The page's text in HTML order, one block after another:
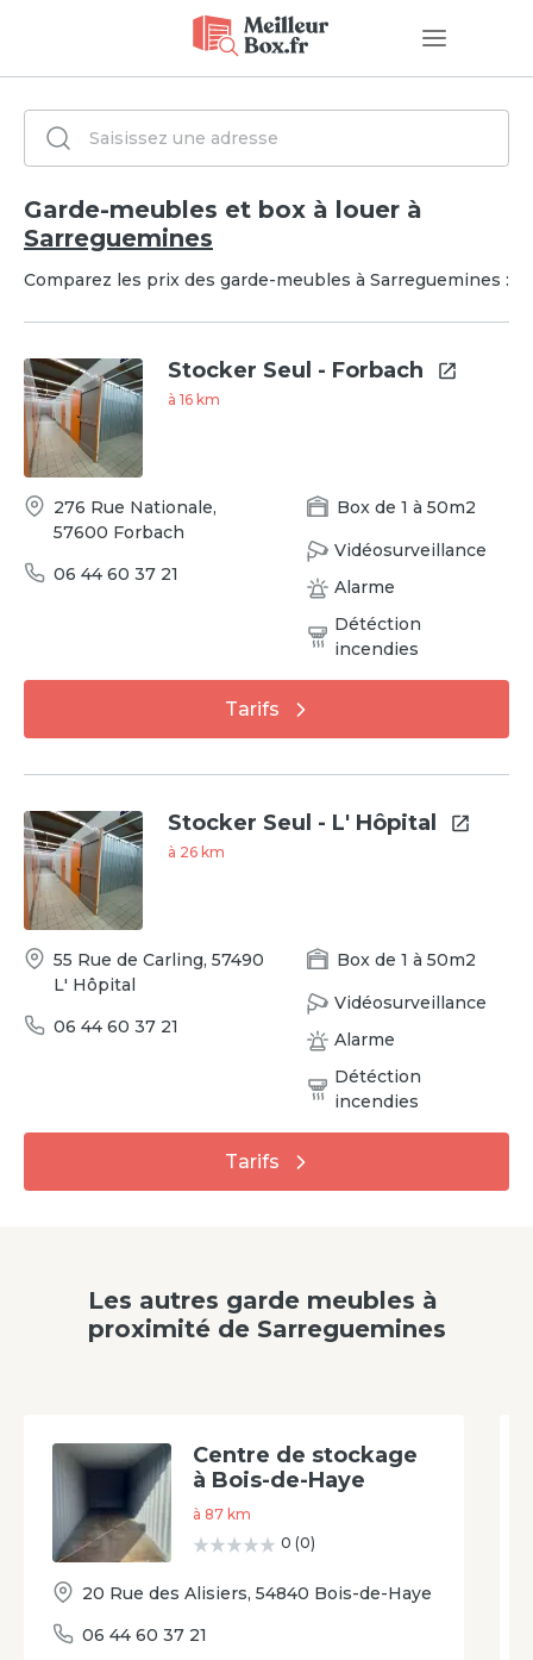
Garde-meubles et box à louer à
Sarreguemines
Comparez les prix des garde-meubles à Sarreguemines :
Stocker Seul - Forbach
à 16 km
276 Rue Nationale,
57600 Forbach
06 44 60 37 21
Boxde 1 à 50m2
Vidéosurveillance
Alarme
Détéction
incendies
Tarifs
Stocker Seul - L' Hôpital
à 26 km
55 Rue de Carling, 57490
L' Hôpital
06 44 60 37 21
Boxde 1 à 50m2
Vidéosurveillance
Alarme
Détéction
incendies
Tarifs
Les autres garde meubles à
proximitéde Sarreguemines
Centre de stockage
à Bois-de-Haye
à 87 km
0 (0)
20 Rue des Alisiers, 54840 Bois-de-Haye
06 44 60 37 21